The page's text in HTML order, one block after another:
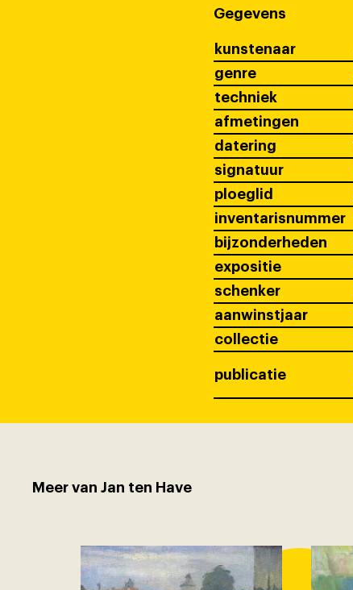
Gegevens
kunstenaar
genre
techniek
afmetingen
datering
signatuur
ploeglid
inventarisnummer
bijzonderheden
expositie
schenker
aanwinstjaar
collectie
publicatie
Meer van Jan ten Have